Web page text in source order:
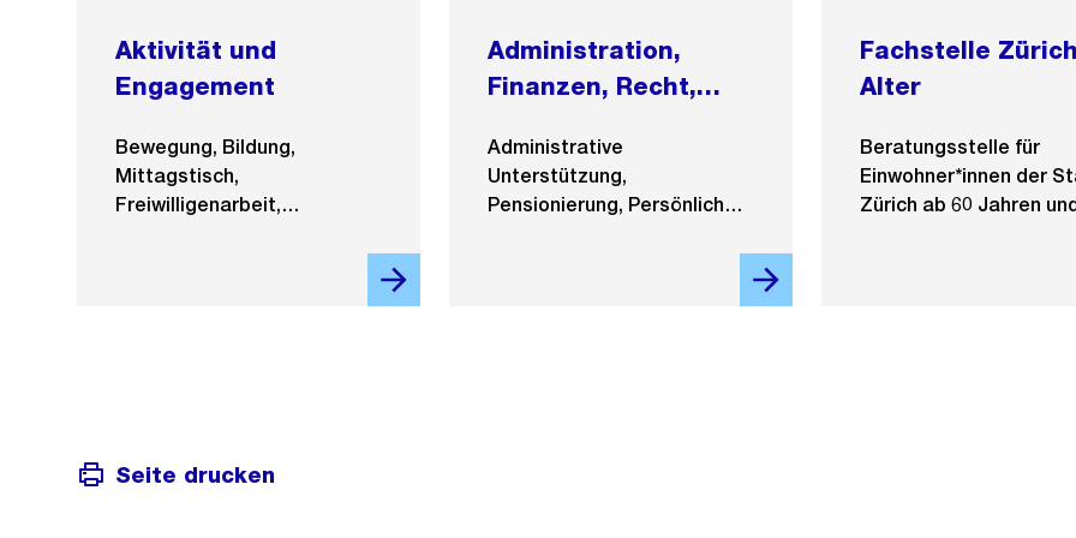
Aktivität und
Engagement
Bewegung, Bildung,
Mittagstisch,
Freiwilligenarbeit,
Administration,
Finanzen, Recht,
Administrative
Unterstützung,
Pensionierung, Persönliche
Fachstelle
Alter
Beratungsstelle für
Einwohner*innen der
Zürich ab 60 Jahren
Seite drucken